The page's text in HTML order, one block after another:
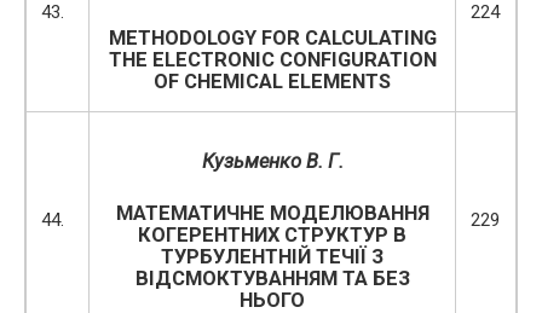
43.
METHODOLOGY FOR CALCULATING
THE ELECTRONIC CONFIGURATION
OF CHEMICAL ELEMENTS
224
44.
Кузьменко В. Г.
МАТЕМАТИЧНЕ МОДЕЛЮВАННЯ
КОГЕРЕНТНИХ СТРУКТУР В
ТУРБУЛЕНТНІЙ ТЕЧІЇ З
ВІДСМОКТУВАННЯМ ТА БЕЗ
НЬОГО
229